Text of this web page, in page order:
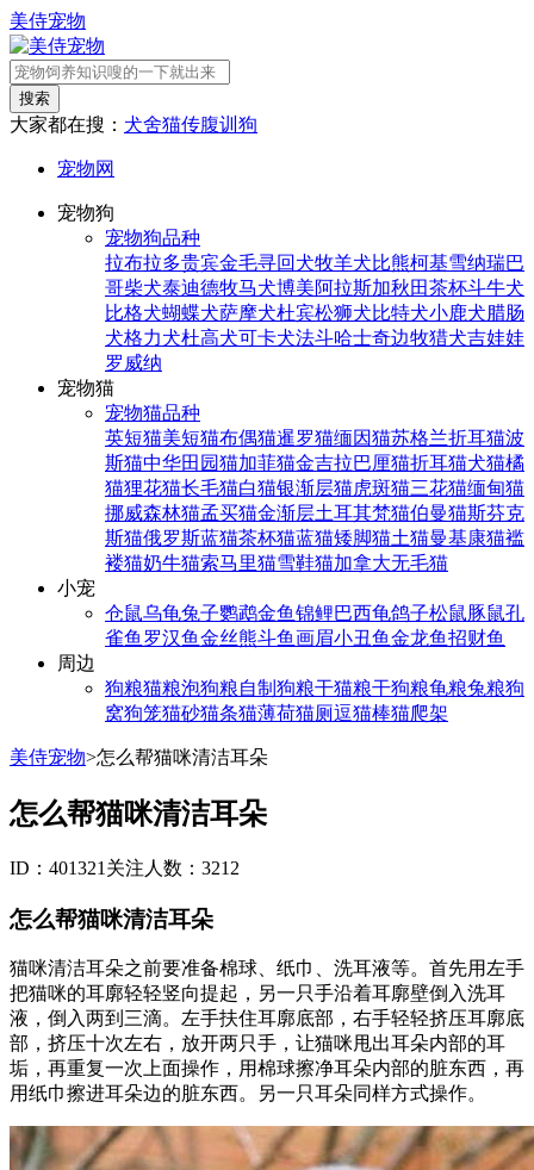
美侍宠物
搜索
大家都在搜： 犬舍猫传腹训狗
宠物网
宠物狗
宠物狗品种
拉布拉多贵宾金毛寻回犬牧羊犬比熊柯基雪纳瑞巴
哥柴犬泰迪德牧马犬博美阿拉斯加秋田茶杯斗牛犬
比格犬蝴蝶犬萨摩犬杜宾松狮犬比特犬小鹿犬腊肠
犬格力犬杜高犬可卡犬法斗哈士奇边牧猎犬吉娃娃
罗威纳
宠物猫
宠物猫品种
英短猫美短猫布偶猫暹罗猫缅因猫苏格兰折耳猫波
斯猫中华田园猫加菲猫金吉拉巴厘猫折耳猫犬猫橘
猫狸花猫长毛猫白猫银渐层猫虎斑猫三花猫缅甸猫
挪威森林猫孟买猫金渐层土耳其梵猫伯曼猫斯芬克
斯猫俄罗斯蓝猫茶杯猫蓝猫矮脚猫土猫曼基康猫褴
褛猫奶牛猫索马里猫雪鞋猫加拿大无毛猫
小宠
仓鼠乌龟兔子鹦鹉金鱼锦鲤巴西龟鸽子松鼠豚鼠孔
雀鱼 罗汉鱼金丝熊斗鱼画眉小丑鱼金龙鱼招财鱼
周边
狗粮猫粮泡狗粮自制狗粮干猫粮干狗粮龟粮兔粮狗
窝狗笼猫砂猫条猫薄荷猫厕逗猫棒猫爬架
美侍宠物>怎么帮猫咪清洁耳朵
怎么帮猫咪清洁耳朵
ID：401321 关注人数：3212
怎么帮猫咪清洁耳朵
猫咪清洁耳朵之前要准备棉球、纸巾、洗耳液等。首先用左手
把猫咪的耳廓轻轻竖向提起，另一只手沿着耳廓壁倒入洗耳
液，倒入两到三滴。左手扶住耳廓底部，右手轻轻挤压耳廓底
部，挤压十次左右，放开两只手，让猫咪甩出耳朵内部的耳
垢，再重复一次上面操作，用棉球擦净耳朵内部的脏东西，再
用纸巾擦进耳朵边的脏东西。另一只耳朵同样方式操作。